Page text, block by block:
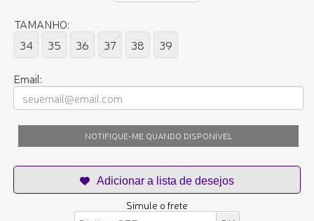
TAMANHO:
34
35 36 37 38 39
Email:
NOTIFIQUE-ME QUANDO DISPONÍVEL
Simule o frete